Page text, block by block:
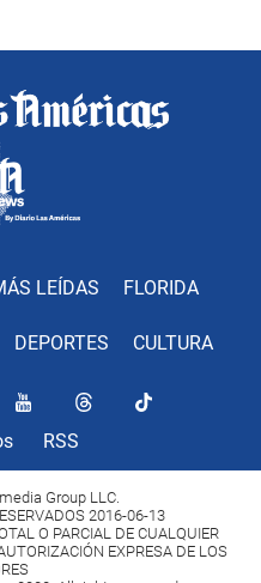
LEÍDAS FLORIDA
DEPORTES CULTURA
RSS
Group LLC.
2016-06-13
O PARCIAL DE CUALQUIER
EXPRESA DE LOS